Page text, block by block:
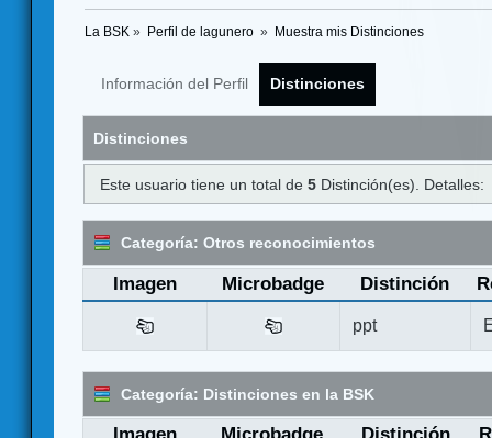
La BSK » Perfil de lagunero » Muestra mis Distinciones
Información del Perfil Distinciones
Distinciones
Este usuario tiene un total de5 Distinción(es). Detalles:
Categoría: Otros reconocimientos
Imagen Microbadge Distinción
ppt
Categoría: Distinciones en la BSK